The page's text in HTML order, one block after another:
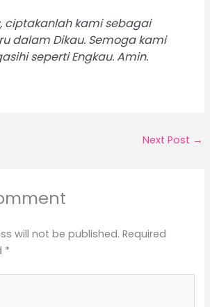
ciptakanlah kami sebagai
dalam Dikau. Semoga kami
seperti Engkau. Amin.
Next Post →
will not be published. Required
*